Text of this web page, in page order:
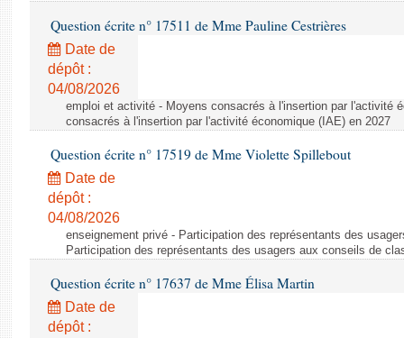
Question écrite n° 17511 de Mme Pauline Cestrières
Date de
dépôt :
04/08/2026
emploi et activité - Moyens consacrés à l'insertion par l'activité
consacrés à l'insertion par l'activité économique (IAE) en 2027
Question écrite n° 17519 de Mme Violette Spillebout
Date de
dépôt :
04/08/2026
enseignement privé - Participation des représentants des
Participation des représentants des usagers aux conseils de
Question écrite n° 17637 de Mme Élisa Martin
Date de
dépôt :